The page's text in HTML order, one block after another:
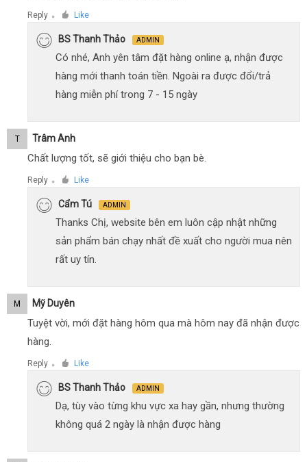
Reply ● Like
BS Thanh Thảo ADMIN
Có nhé, Anh yên tâm đặt hàng online ạ, nhận được
hàng mới thanh toán tiền. Ngoài ra được đổi/trả
hàng miễn phí trong 7 - 15 ngày
T Trâm Anh
Chất lượng tốt, sẽ giới thiệu cho bạn bè.
Reply ● Like
Cẩm Tú ADMIN
Thanks Chị, website bên em luôn cập nhật những
sản phẩm bán chạy nhất đề xuất cho người mua nên
rất uy tín.
M Mỹ Duyên
Tuyệt vời, mới đặt hàng hôm qua mà hôm nay đã nhận được
hàng.
Reply ● Like
BS Thanh Thảo ADMIN
Dạ, tùy vào từng khu vực xa hay gần, nhưng thường
không quá 2 ngày là nhận được hàng